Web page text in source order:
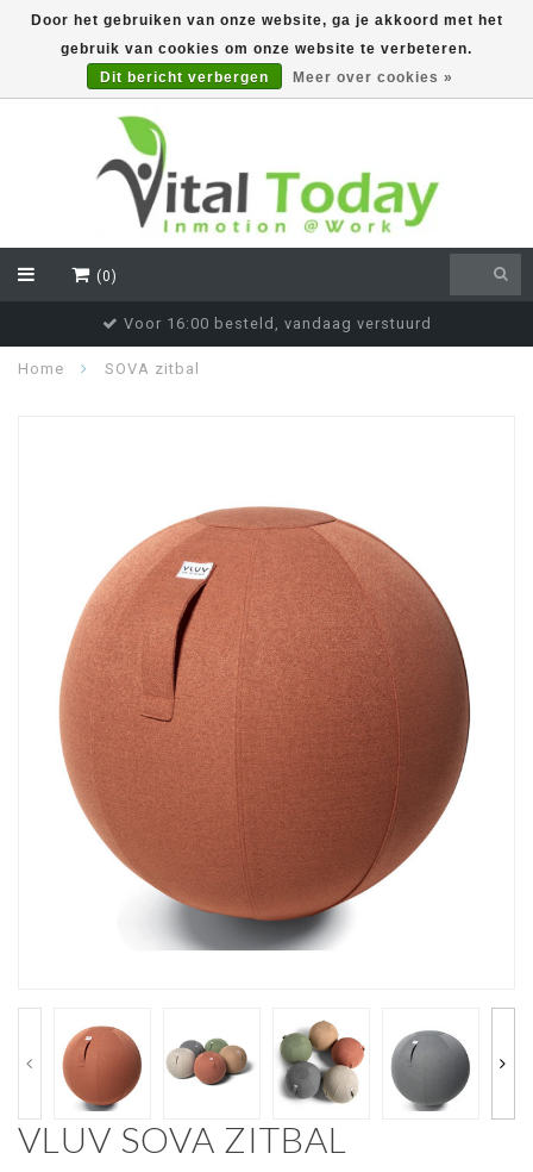
(0)
Voor 16:00 besteld, vandaag verstuurd
Home SOVA zitbal
VLUV SOVA ZITBAL
Door het gebruiken van onze website, ga je akkoord met het
gebruik van cookies om onze website te verbeteren.
Dit bericht verbergen
Meer over cookies »